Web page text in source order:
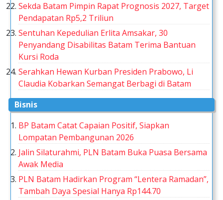
Sekda Batam Pimpin Rapat Prognosis 2027, Target
Pendapatan Rp5,2 Triliun
Sentuhan Kepedulian Erlita Amsakar, 30
Penyandang Disabilitas Batam Terima Bantuan
Kursi Roda
Serahkan Hewan Kurban Presiden Prabowo, Li
Claudia Kobarkan Semangat Berbagi di Batam
Bisnis
BP Batam Catat Capaian Positif, Siapkan
Lompatan Pembangunan 2026
Jalin Silaturahmi, PLN Batam Buka Puasa Bersama
Awak Media
PLN Batam Hadirkan Program “Lentera Ramadan”,
Tambah Daya Spesial Hanya Rp144.70